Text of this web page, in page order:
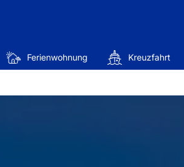
Ferienwohnung Kreuzfahrt